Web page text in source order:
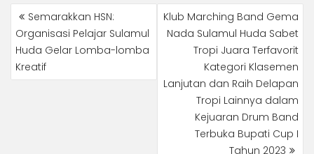
POST
NAVIGATION
Semarakkan HSN:
Organisasi Pelajar Sulamul
Huda Gelar Lomba-lomba
Kreatif
Klub Marching Band Gema
Nada Sulamul Huda Sabet
Tropi Juara Terfavorit
Kategori Klasemen
Lanjutan dan Raih Delapan
Tropi Lainnya dalam
Kejuaran Drum Band
Terbuka Bupati Cup I
Tahun 2023